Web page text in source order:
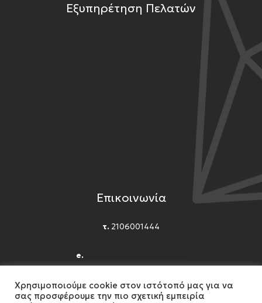
Εξυπηρέτηση Πελατών
Επικοινωνία
τ. 2106001444
e.
Facebook
Instagram
YouTube
Χρησιμοποιούμε cookie στον ιστότοπό μας για να
σας προσφέρουμε την πιο σχετική εμπειρία